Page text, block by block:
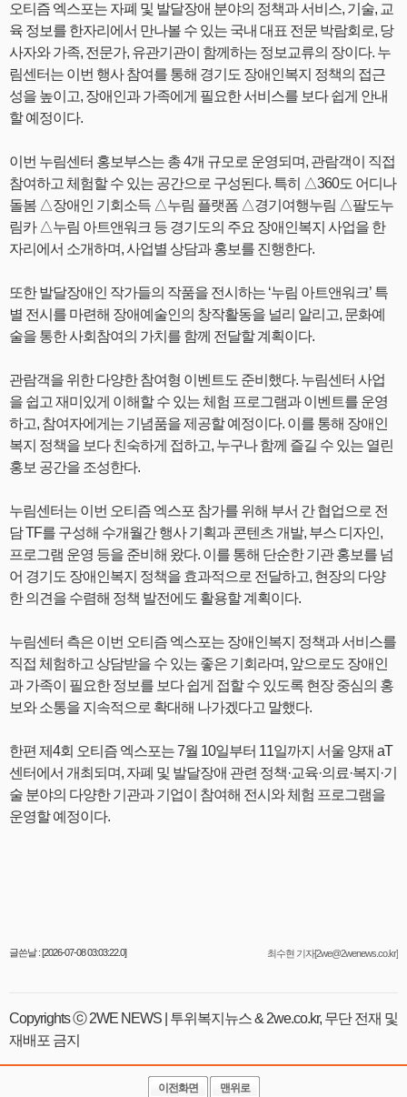
오티즘 엑스포는 자폐 및 발달장애 분야의 정책과 서비스, 기술, 교
육 정보를 한자리에서 만나볼 수 있는 국내 대표 전문 박람회로, 당
사자와 가족, 전문가, 유관기관이 함께하는 정보교류의 장이다. 누
림센터는 이번 행사 참여를 통해 경기도 장애인복지 정책의 접근
성을 높이고, 장애인과 가족에게 필요한 서비스를 보다 쉽게 안내
할 예정이다.
이번 누림센터 홍보부스는 총 4개 규모로 운영되며, 관람객이 직접
참여하고 체험할 수 있는 공간으로 구성된다. 특히 △360도 어디나
돌봄 △장애인 기회소득 △누림 플랫폼 △경기여행누림 △팔도누
림카 △누림 아트앤워크 등 경기도의 주요 장애인복지 사업을 한
자리에서 소개하며, 사업별 상담과 홍보를 진행한다.
또한 발달장애인 작가들의 작품을 전시하는 ‘누림 아트앤워크’ 특
별 전시를 마련해 장애예술인의 창작활동을 널리 알리고, 문화예
술을 통한 사회참여의 가치를 함께 전달할 계획이다.
관람객을 위한 다양한 참여형 이벤트도 준비했다. 누림센터 사업
을 쉽고 재미있게 이해할 수 있는 체험 프로그램과 이벤트를 운영
하고, 참여자에게는 기념품을 제공할 예정이다. 이를 통해 장애인
복지 정책을 보다 친숙하게 접하고, 누구나 함께 즐길 수 있는 열린
홍보 공간을 조성한다.
누림센터는 이번 오티즘 엑스포 참가를 위해 부서 간 협업으로 전
담 TF를 구성해 수개월간 행사 기획과 콘텐츠 개발, 부스 디자인,
프로그램 운영 등을 준비해 왔다. 이를 통해 단순한 기관 홍보를 넘
어 경기도 장애인복지 정책을 효과적으로 전달하고, 현장의 다양
한 의견을 수렴해 정책 발전에도 활용할 계획이다.
누림센터 측은 이번 오티즘 엑스포는 장애인복지 정책과 서비스를
직접 체험하고 상담받을 수 있는 좋은 기회라며, 앞으로도 장애인
과 가족이 필요한 정보를 보다 쉽게 접할 수 있도록 현장 중심의 홍
보와 소통을 지속적으로 확대해 나가겠다고 말했다.
한편 제4회 오티즘 엑스포는 7월 10일부터 11일까지 서울 양재 aT
센터에서 개최되며, 자폐 및 발달장애 관련 정책·교육·의료·복지·기
술 분야의 다양한 기관과 기업이 참여해 전시와 체험 프로그램을
운영할 예정이다.
글쓴날 : [2026-07-08 03:03:22.0] 최수현 기자[2we@2wenews.co.kr]
Copyrights ⓒ 2WE NEWS | 투위복지뉴스 & 2we.co.kr, 무단 전재 및
재배포 금지
이전화면 맨위로